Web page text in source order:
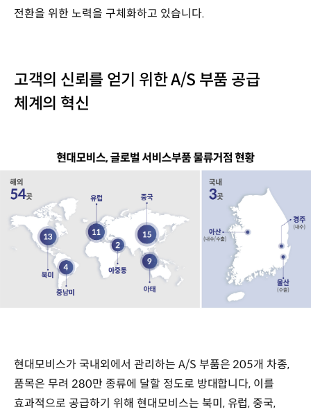
전환을 위한 노력을 구체화하고 있습니다.
고객의 신뢰를 얻기 위한 A/S 부품 공급
체계의 혁신
현대모비스가 국내외에서 관리하는 A/S 부품은 205개 차종,
품목은 무려 280만 종류에 달할 정도로 방대합니다, 이를
효과적으로 공급하기 위해 현대모비스는 북미, 유럽, 중국,